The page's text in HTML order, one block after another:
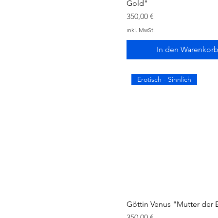
Gold"
Preis
350,00 €
inkl. MwSt.
In den Warenkorb
Erotisch - Sinnlich
Göttin Venus "Mutter der